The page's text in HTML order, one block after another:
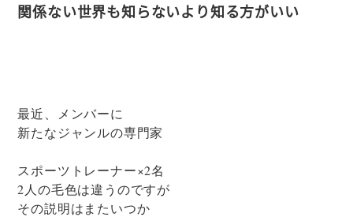
関係ない世界も知らないより知る方がいい
最近、メンバーに
新たなジャンルの専門家
スポーツトレーナー×2名
2人の毛色は違うのですが
その説明はまたいつか